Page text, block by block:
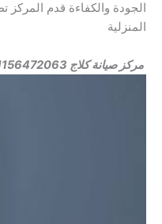
الجودة والكفاءة قدم المركز
المنزلية
مركز صيانة كلاج 01156472063